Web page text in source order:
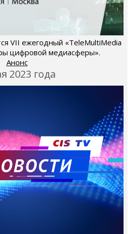
VII ежегодный «TeleMultiMedia
цифровой медиасферы».
Анонс
2023 года